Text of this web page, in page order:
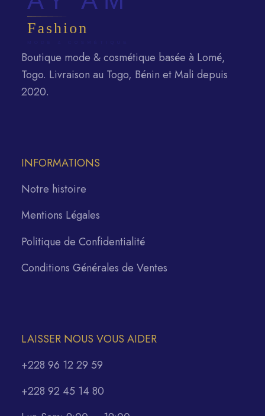
Boutique mode & cosmétique basée à Lomé,
Togo. Livraison au Togo, Bénin et Mali depuis
2020.
INFORMATIONS
Notre histoire
Mentions Légales
Politique de Confidentialité
Conditions Générales de Ventes
LAISSER NOUS VOUS AIDER
+228 96 12 29 59
+228 92 45 14 80